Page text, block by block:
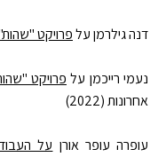
דנה גילרמן עלפרויקט
נעמי רייכמן על פרויקט
אחרונות (2022)
עופרה עופר אורן על